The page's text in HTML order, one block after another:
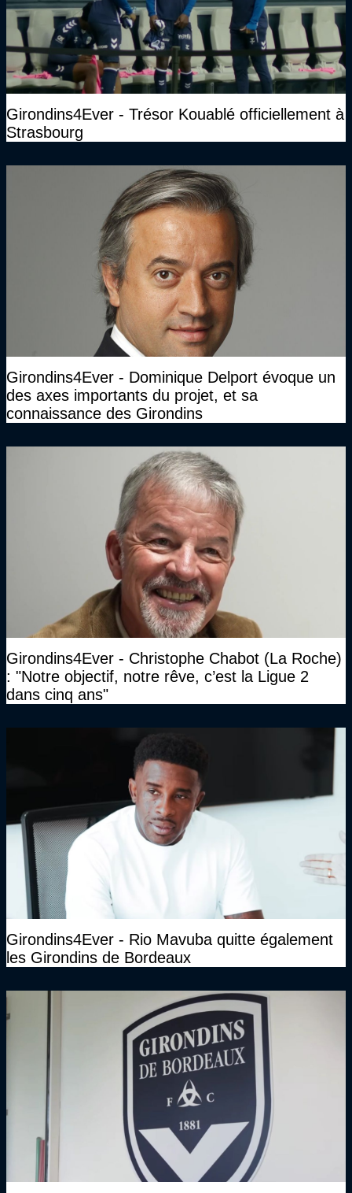
Girondins4Ever - Trésor Kouablé officiellement à
Strasbourg
Girondins4Ever - Dominique Delport évoque un
des axes importants du projet, et sa
connaissance des Girondins
Girondins4Ever - Christophe Chabot (La Roche)
: "Notre objectif, notre rêve, c’est la Ligue 2
dans cinq ans"
Girondins4Ever - Rio Mavuba quitte également
les Girondins de Bordeaux